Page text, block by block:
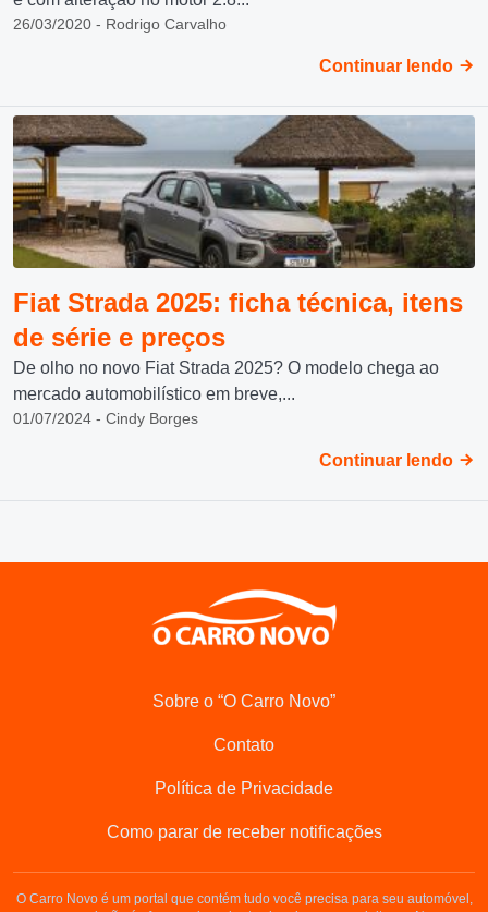
26/03/2020 - Rodrigo Carvalho
Continuar lendo
Fiat Strada 2025: ficha técnica, itens
de série e preços
De olho no novo Fiat Strada 2025? O modelo chega ao
mercado automobilístico em breve,...
01/07/2024 - Cindy Borges
Continuar lendo
Sobre o “O Carro Novo”
Contato
Política de Privacidade
Como parar de receber notificações
O Carro Novo é um portal que contém tudo você precisa para seu automóvel,